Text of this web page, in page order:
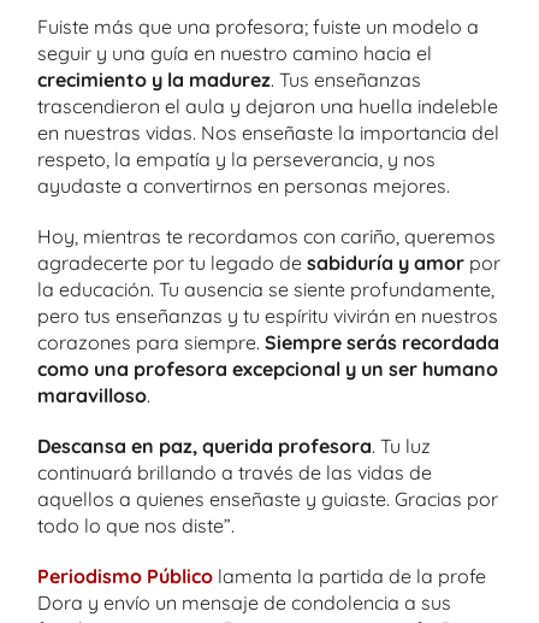
Fuiste más que una profesora; fuiste un modelo a
seguir y una guía en nuestro camino hacia el
crecimiento y la madurez. Tus enseñanzas
trascendieron el aula y dejaron una huella indeleble
en nuestras vidas. Nos enseñaste la importancia del
respeto, la empatía y la perseverancia, y nos
ayudaste a convertirnos en personas mejores.
Hoy, mientras te recordamos con cariño, queremos
agradecerte por tu legado de sabiduría y amor por
la educación. Tu ausencia se siente profundamente,
pero tus enseñanzas y tu espíritu vivirán en nuestros
corazones para siempre. Siempre serás recordada
como una profesora excepcional y un ser humano
maravilloso.
Descansa en paz, querida profesora. Tu luz
continuará brillando a través de las vidas de
aquellos a quienes enseñaste y guiaste. Gracias por
todo lo que nos diste”.
Periodismo Público lamenta la partida de la profe
Dora y envío un mensaje de condolencia a sus